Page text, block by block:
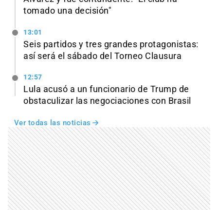
tomado una decisión"
13:01
Seis partidos y tres grandes protagonistas:
así será el sábado del Torneo Clausura
12:57
Lula acusó a un funcionario de Trump de
obstaculizar las negociaciones con Brasil
Ver todas las noticias